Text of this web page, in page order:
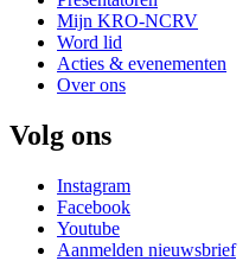
Mijn KRO-NCRV
Word lid
Acties & evenementen
Over ons
Volg ons
Instagram
Facebook
Youtube
Aanmelden nieuwsbrief